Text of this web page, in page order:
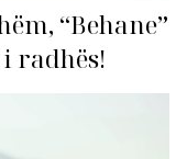
“Behane”
radhës!